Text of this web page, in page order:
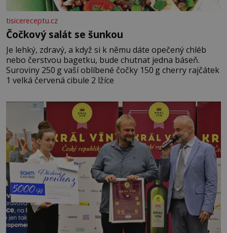
tisicereceptu.cz
Čočkový salát se šunkou
Je lehký, zdravý, a když si k němu dáte opečený chléb
nebo čerstvou bagetku, bude chutnat jedna báseň.
Suroviny 250 g vaší oblíbené čočky 150 g cherry rajčátek
1 velká červená cibule 2 lžíce